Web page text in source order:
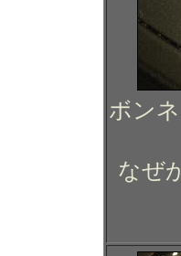
ボン
なぜ